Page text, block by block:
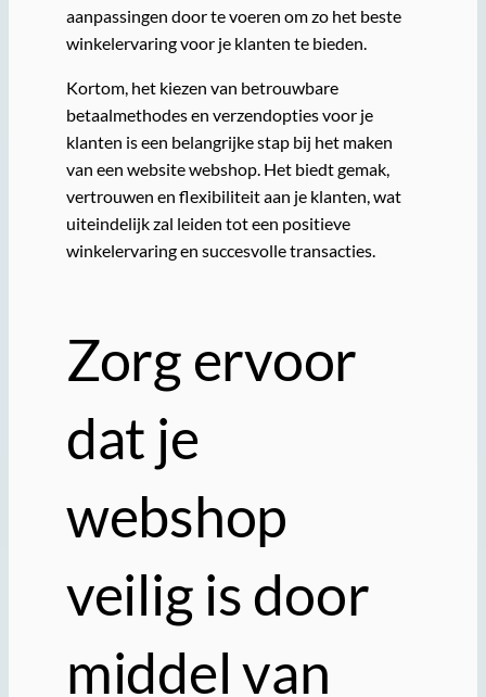
aanpassingen door te voeren om zo het beste
winkelervaring voor je klanten te bieden.
Kortom, het kiezen van betrouwbare
betaalmethodes en verzendopties voor je
klanten is een belangrijke stap bij het maken
van een website webshop. Het biedt gemak,
vertrouwen en flexibiliteit aan je klanten, wat
uiteindelijk zal leiden tot een positieve
winkelervaring en succesvolle transacties.
Zorg ervoor
dat je
webshop
veilig is door
middel van